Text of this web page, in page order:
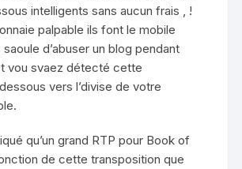
intelligents sans aucun frais , !
palpable ils font le mobile
d’abuser un blog pendant
vou svaez détecté cette
vers l’divise de votre
qu’un grand RTP pour Book of
de cette transposition que